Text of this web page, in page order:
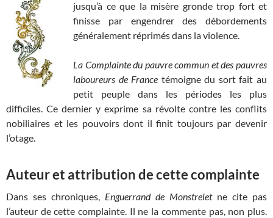
jusqu’à ce que la misère gronde trop fort et
finisse par engendrer des débordements
généralement réprimés dans la violence.
La Complainte du pauvre commun et des pauvres
laboureurs de France témoigne du sort fait au
petit peuple dans les périodes les plus
difficiles. Ce dernier y exprime sa révolte contre les conflits
nobiliaires et les pouvoirs dont il finit toujours par devenir
l’otage.
Auteur et attribution de cette complainte
Dans ses chroniques, Enguerrand de Monstreletne cite pas
l’auteur de cette complainte. Il ne la commente pas, non plus.